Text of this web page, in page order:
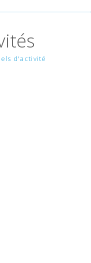
d'activité